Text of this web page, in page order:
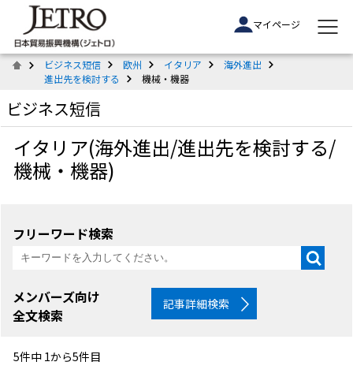
マイページ
ビジネス短信 欧州 イタリア
海外進出
進出先を検討する
機械・機器
ビジネス短信
イタリア(海外進出/進出先を検討する/
機械・機器)
フリーワード検索
メンバーズ向け
全文検索
記事詳細検索
5件中 1から5件目